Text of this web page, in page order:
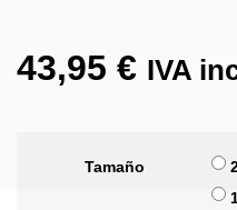
43,95 € IVA
Tamaño